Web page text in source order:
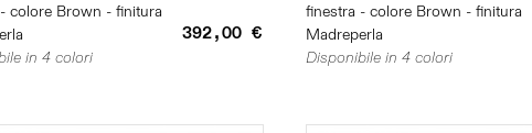
colore Brown - finitura
392,00 €
in 4 colori
finestra - colore Brown - finitura
Madreperla
Disponibile in 4 colori